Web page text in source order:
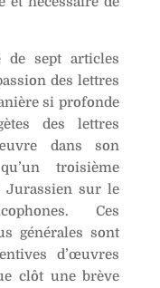
de sept articles
des lettres
si profonde
des lettres
dans son
troisième
Jurassien sur le
Ces
générales sont
d’œuvres
clôt une brève